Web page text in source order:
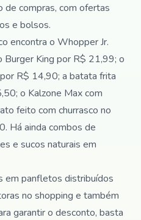
compras, com ofertas
e bolsos.
encontra o Whopper Jr.
King por R$ 21,99; o
R$ 14,90; a batata frita
o Kalzone Max com
feito com churrasco no
Há ainda combos de
e sucos naturais em
em panfletos distribuídos
no shopping e também
garantir o desconto, basta